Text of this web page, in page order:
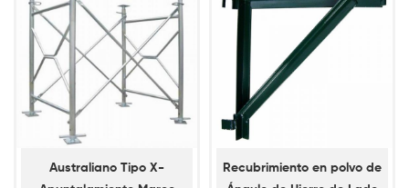
Australiano Tipo X-
Recubrimiento en polvo de